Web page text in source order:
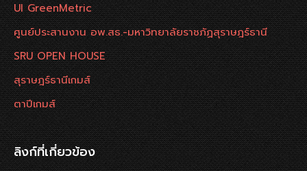
UI GreenMetric
ศูนย์ประสานงาน อพ.สธ.-มหาวิทยาลัยราชภัฏสุราษฎร์ธานี
SRU OPEN HOUSE
สุราษฎร์ธานีเกมส์
ตาปีเกมส์
ลิงก์ที่เกี่ยวข้อง